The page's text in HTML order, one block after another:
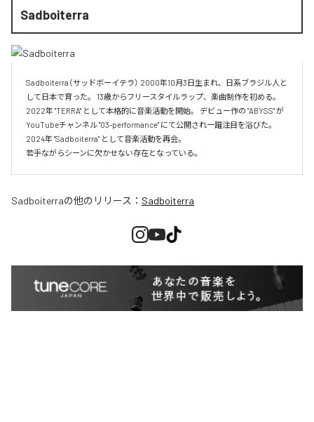
Sadboiterra
Sadboiterra（サッドボーイテラ） 2000年10月3日生まれ、日系ブラジル人と
して日本で育った。 13歳からフリースタイルラップ、楽曲制作を初める。
2022年 "TERRA" として本格的に音楽活動を開始。 デビュー作の "ABYSS" が
YouTubeチャンネル "03-performance" にて公開され一躍注目を浴びた。
2024年 "Sadboiterra" として音楽活動を再会。
若手ながらシーンに欠かせない存在となっている。
Sadboiterraの他のリリース： Sadboiterra